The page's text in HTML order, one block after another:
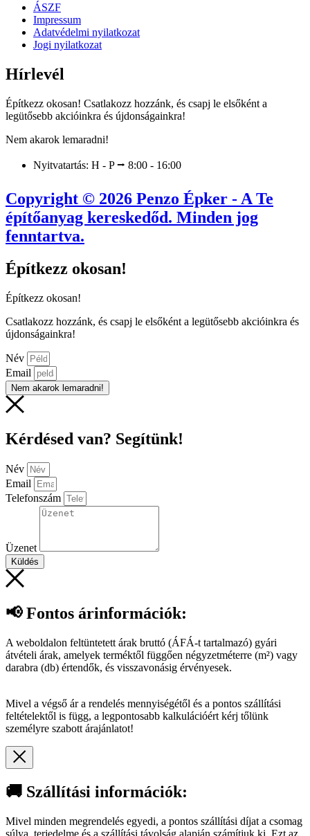
ÁSZF
Impressum
Adatvédelmi nyilatkozat
Jogi nyilatkozat
Hírlevél
Építkezz okosan! Csatlakozz hozzánk, és csapj le elsőként a
legütősebb akcióinkra és újdonságainkra!
Nem akarok lemaradni!
Nyitvatartás: H - P ⭢ 8:00 - 16:00
Copyright © 2026 Penzo Épker - A Te
építőanyag kereskedőd. Minden jog
fenntartva.
Építkezz okosan!
Építkezz okosan!
Csatlakozz hozzánk, és csapj le elsőként a legütősebb akcióinkra és
újdonságainkra!
Név
Email
Nem akarok lemaradni!
Kérdésed van? Segítünk!
Név
Email
Telefonszám
Üzenet
Küldés
📢 Fontos árinformációk:
A weboldalon feltüntetett árak bruttó (ÁFÁ-t tartalmazó) gyári
átvételi árak, amelyek terméktől függően négyzetméterre (m²) vagy
darabra (db) értendők, és visszavonásig érvényesek.
Mivel a végső ár a rendelés mennyiségétől és a pontos szállítási
feltételektől is függ, a legpontosabb kalkulációért kérj tőlünk
személyre szabott árajánlatot!
🚚 Szállítási információk:
Mivel minden megrendelés egyedi, a pontos szállítási díjat a csomag
súlya, terjedelme és a szállítási távolság alapján számítjuk ki. Ezt az